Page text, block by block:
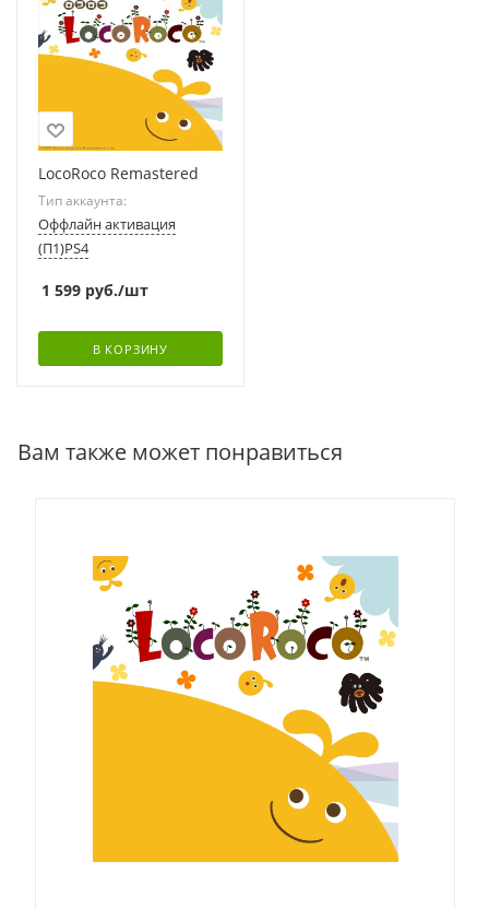
LocoRoco Remastered
Тип аккаунта:
Оффлайн активация
(П1)PS4
1 599 руб./шт
В КОРЗИНУ
Вам также может понравиться